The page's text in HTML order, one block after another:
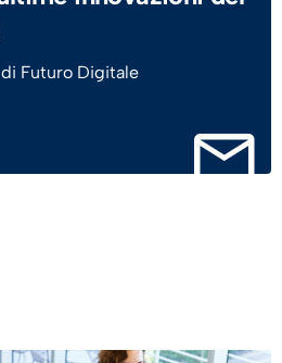
Futuro Digitale